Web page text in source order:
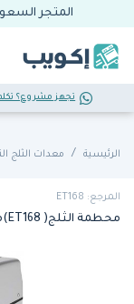
المتجر
تجهز مشروع؟
الرئيسية معدات الثلج
المرجع: ET168
محطمة الثلج( ET168)من توب كولد